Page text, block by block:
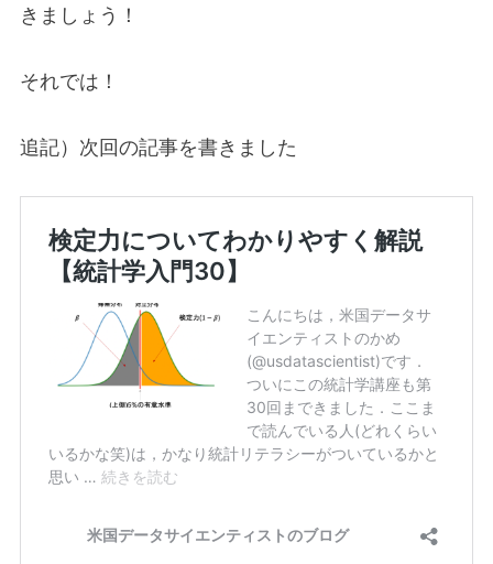
きましょう！
それでは！
追記）次回の記事を書きました